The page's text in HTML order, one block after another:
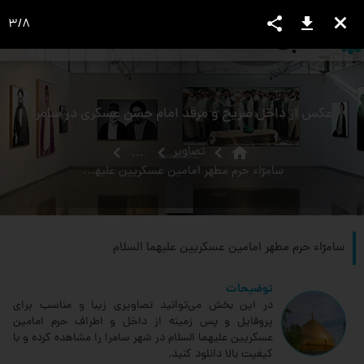
view_headline
عکس از داخل ضریح و مرقد امام حسن عسکری در سامرا
home تصاویر
...
سامرّاء حرم مطهر امامین عسکریین علیهما السلام
سامرّاء حرم مطهر امامین عسکریین علیهما السلام
توضیحات
در این بخش می‌توانید تصاویری زیبا و مناسب برای
پروفایل و پس زمینه از داخل و اطراف حرم امامین
عسکریین علیهما السلام در شهر سامرا را مشاهده کرده و با
کیفیت بالا دانلود کنید.
close
download
share
3/8